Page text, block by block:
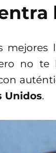
mejores
no
Unidos.